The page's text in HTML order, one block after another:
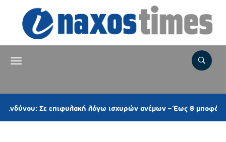
Σε επιφυλακή λόγω ισχυρών ανέμων – Έως 8 μποφόρ στις